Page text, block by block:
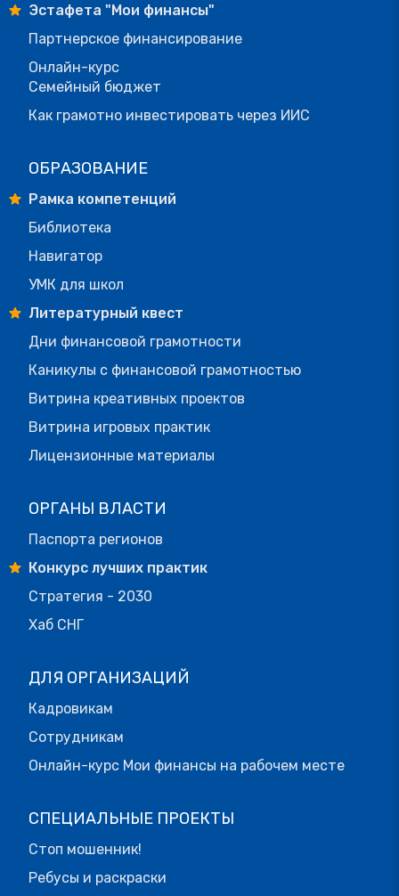
Эстафета "Мои финансы"
Партнерское финансирование
Онлайн-курс
Семейный бюджет
Как грамотно инвестировать через ИИС
ОБРАЗОВАНИЕ
Рамка компетенций
Библиотека
Навигатор
УМК для школ
Литературный квест
Дни финансовой грамотности
Каникулы с финансовой грамотностью
Витрина креативных проектов
Витрина игровых практик
Лицензионные материалы
ОРГАНЫ ВЛАСТИ
Паспорта регионов
Конкурс лучших практик
Стратегия - 2030
Хаб СНГ
ДЛЯ ОРГАНИЗАЦИЙ
Кадровикам
Сотрудникам
Онлайн-курс Мои финансы на рабочем месте
СПЕЦИАЛЬНЫЕ ПРОЕКТЫ
Стоп мошенник!
Ребусы и раскраски